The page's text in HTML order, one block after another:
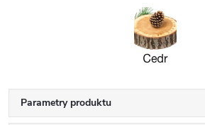
Parametry produktu